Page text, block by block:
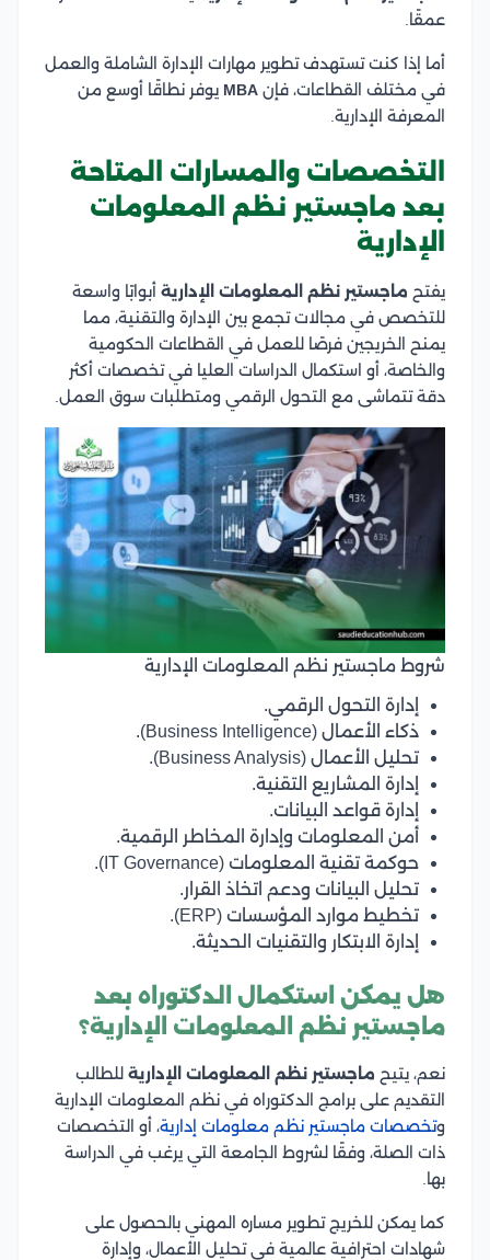
عمقًا.
أما إذا كنت تستهدف تطوير مهارات الإدارة الشاملة والعمل
في مختلف القطاعات، فإن MBA يوفر نطاقًا أوسع من
المعرفة الإدارية.
التخصصات والمسارات المتاحة
بعد ماجستير نظم المعلومات
الإدارية
يفتح ماجستير نظم المعلومات الإدارية أبوابًا واسعة
للتخصص في مجالات تجمع بين الإدارة والتقنية، مما
يمنح الخريجين فرصًا للعمل في القطاعات الحكومية
والخاصة، أو استكمال الدراسات العليا في تخصصات أكثر
دقة تتماشى مع التحول الرقمي ومتطلبات سوق العمل.
شروط ماجستير نظم المعلومات الإدارية
إدارة التحول الرقمي.
ذكاء الأعمال (Business Intelligence).
تحليل الأعمال (Business Analysis).
إدارة المشاريع التقنية.
إدارة قواعد البيانات.
أمن المعلومات وإدارة المخاطر الرقمية.
حوكمة تقنية المعلومات (IT Governance).
تحليل البيانات ودعم اتخاذ القرار.
تخطيط موارد المؤسسات (ERP).
إدارة الابتكار والتقنيات الحديثة.
هل يمكن استكمال الدكتوراه بعد
ماجستير نظم المعلومات الإدارية؟
نعم، يتيح ماجستير نظم المعلومات الإدارية للطالب
التقديم على برامج الدكتوراه في نظم المعلومات الإدارية
وتخصصات ماجستير نظم معلومات إدارية، أو التخصصات
ذات الصلة، وفقًا لشروط الجامعة التي يرغب في الدراسة
بها.
كما يمكن للخريج تطوير مساره المهني بالحصول على
شهادات احترافية عالمية في تحليل الأعمال، وإدارة